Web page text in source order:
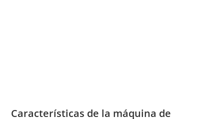
Características de la máquina de